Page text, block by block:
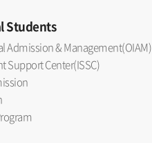
Students
Admission & Management(OIAM)
Support Center(ISSC)